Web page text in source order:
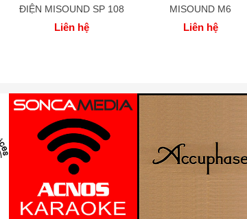
ĐIỆN MISOUND SP 108
Liên hệ
MISOUND M6
Liên hệ